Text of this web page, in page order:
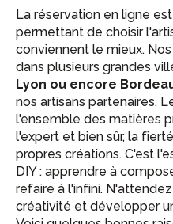
La réservation en ligne
permettant de choisir
conviennent le mieux.
dans plusieurs grandes
Lyon ou encore
nos artisans partenaires.
l'ensemble des matières
l'expert et bien sûr, la
propres créations. C'est
DIY : apprendre à
refaire à l'infini.
créativité et développer